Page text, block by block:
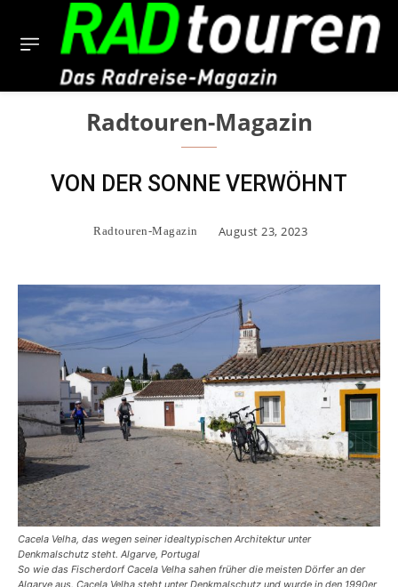
Radtouren-Magazin
VON DER SONNE VERWÖHNT
Radtouren-Magazin August 23, 2023
Cacela Velha, das wegen seiner idealtypischen Architektur unter
Denkmalschutz steht. Algarve, Portugal
So wie das Fischerdorf Cacela Velha sahen früher die meisten Dörfer an der
Algarve aus. Cacela Velha steht unter Denkmalschutz und wurde in den 1990er